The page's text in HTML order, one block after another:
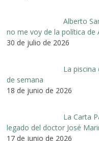
Alberto
no me voy de la política de
30 de julio de 2026
La
de semana
18 de junio de 2026
La Carta
legado del doctor José
17 de junio de 2026